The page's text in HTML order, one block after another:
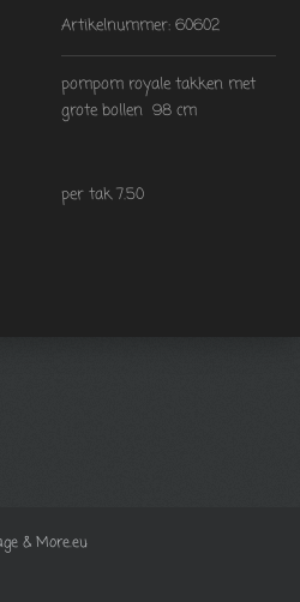
Artikelnummer: 60602
pompom royale takken met
grote bollen 98 cm
per tak 7.50
& More.eu